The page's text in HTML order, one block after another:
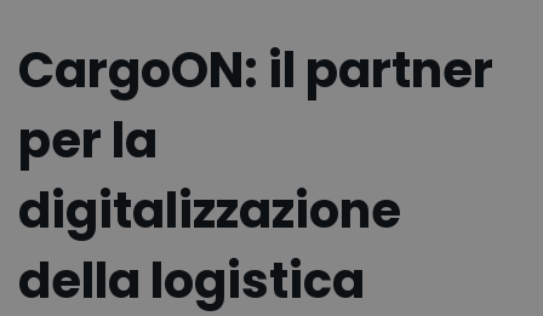
CargoON: il partner
per la
digitalizzazione
della logistica